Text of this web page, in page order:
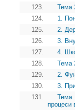
123.
Тема
124.
1.
125.
2.
126.
3.
127.
4.
128.
Тема
129.
2.
130.
3.
131.
Тема
процеси